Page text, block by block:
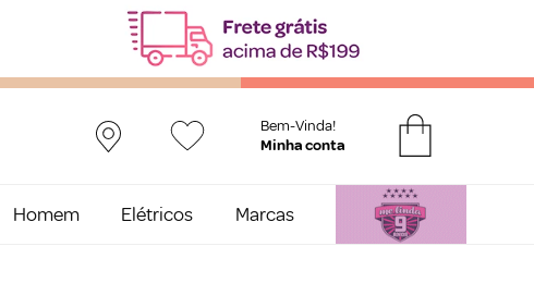
Bem-Vinda!
Homem Elétricos Marcas